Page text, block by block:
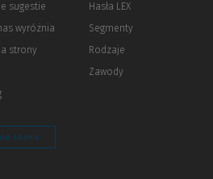
innej
strony)
sugestie
wyróżnia
strony
Hasła LEX
Segmenty
Rodzaje
Zawody
cookie